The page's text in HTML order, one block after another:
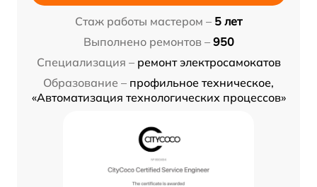
Стаж работы мастером – 5 лет
Выполнено ремонтов – 950
Специализация – ремонт электросамокатов
Образование – профильное техническое,
«Автоматизация технологических процессов»